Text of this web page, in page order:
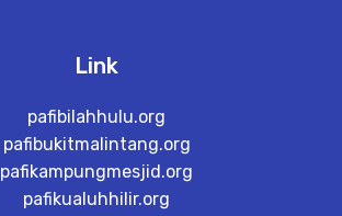
Link
pafibilahhulu.org
pafibukitmalintang.org
pafikampungmesjid.org
pafikualuhhilir.org